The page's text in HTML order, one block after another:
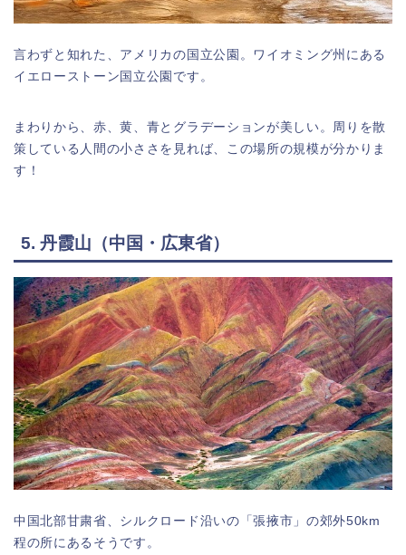
言わずと知れた、アメリカの国立公園。ワイオミング州にある
イエローストーン国立公園です。
まわりから、赤、黄、青とグラデーションが美しい。周りを散
策している人間の小ささを見れば、この場所の規模が分かりま
す！
5. 丹霞山（中国・広東省）
中国北部甘粛省、シルクロード沿いの「張掖市」の郊外50km
程の所にあるそうです。